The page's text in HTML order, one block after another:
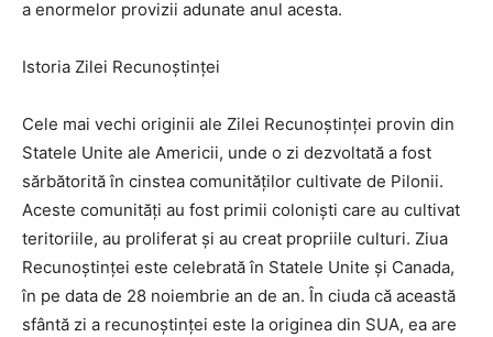
a enormelor provizii adunate anul acesta.
Istoria Zilei Recunoștinței
Cele mai vechi originii ale Zilei Recunoștinței provin din
Statele Unite ale Americii, unde o zi dezvoltată a fost
sărbătorită în cinstea comunităților cultivate de Pilonii.
Aceste comunități au fost primii coloniști care au cultivat
teritoriile, au proliferat și au creat propriile culturi. Ziua
Recunoștinței este celebrată în Statele Unite și Canada,
în pe data de 28 noiembrie an de an. În ciuda că această
sfântă zi a recunoștinței este la originea din SUA, ea are